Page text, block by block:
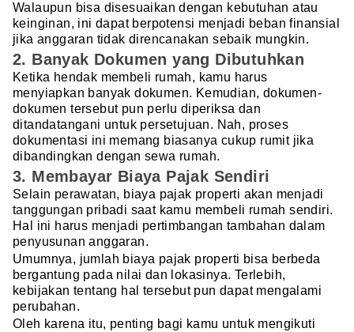
Walaupun bisa disesuaikan dengan kebutuhan atau
keinginan, ini dapat berpotensi menjadi beban finansial
jika anggaran tidak direncanakan sebaik mungkin.
2. Banyak Dokumen yang Dibutuhkan
Ketika hendak membeli rumah, kamu harus
menyiapkan banyak dokumen. Kemudian, dokumen-
dokumen tersebut pun perlu diperiksa dan
ditandatangani untuk persetujuan. Nah, proses
dokumentasi ini memang biasanya cukup rumit jika
dibandingkan dengan sewa rumah.
3. Membayar Biaya Pajak Sendiri
Selain perawatan, biaya pajak properti akan menjadi
tanggungan pribadi saat kamu membeli rumah sendiri.
Hal ini harus menjadi pertimbangan tambahan dalam
penyusunan anggaran.
Umumnya, jumlah biaya pajak properti bisa berbeda
bergantung pada nilai dan lokasinya. Terlebih,
kebijakan tentang hal tersebut pun dapat mengalami
perubahan.
Oleh karena itu, penting bagi kamu untuk mengikuti